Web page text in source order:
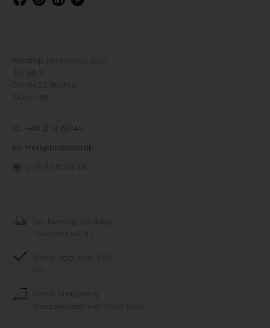
Kalstrup Livsstilshus ApS
Torvet 3
DK-9492 Blokhus
Danmark
+45 21 13 60 40
mail@blossom.dk
CVR: 32 15 43 44
Lyn levering, 1-3 dage
Få leveret med GLS
Gratis fragt over 499,-
Gratis ombytning
Passer størrelsen ikke? ombyt gratis